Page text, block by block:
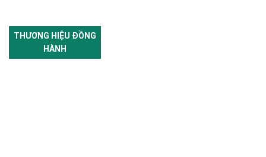
THƯƠNG HIỆU ĐỒNG
HÀNH